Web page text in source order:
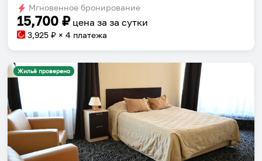
dates.
dates.
Мгновенное бронирование
15,700 ₽ цена за за сутки
3,925 ₽ × 4 платежа
Жильё проверено